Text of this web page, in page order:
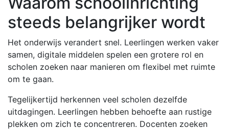
steeds belangrijker wordt
Het onderwijs verandert snel. Leerlingen werken vaker
samen, digitale middelen spelen een grotere rol en
scholen zoeken naar manieren om flexibel met ruimte
om te gaan.
Tegelijkertijd herkennen veel scholen dezelfde
uitdagingen. Leerlingen hebben behoefte aan rustige
plekken om zich te concentreren. Docenten zoeken